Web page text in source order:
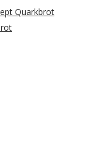
Quarkbrot